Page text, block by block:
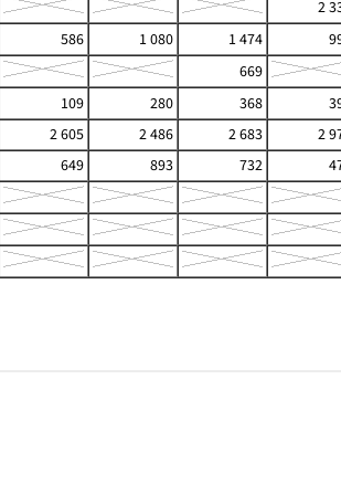
2
586 1 080 1 474
669
109 280 368
2 605 2 486 2 683 2
649 893 732